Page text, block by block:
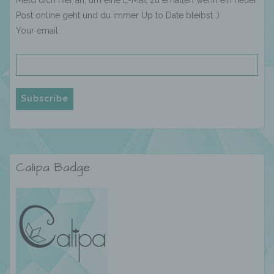
Post online geht und du immer Up to Date bleibst :)
Your email:
Calipa Badge
Deutschland,
genannte Cookies, LocalStorage und
nutzerfreundlicher, effektiver und sicherer zu
machen. Local Storage und SessionStorage ist
eine Technologie, mit welcher ihr Browser Daten
auf Ihrem Computer oder mobilen Gerät
über einen Internetbrowser auf einem
Computersystem abgelegt und gespeichert
werden. Sie können die Verwendung von Cookies,
LocalStorage und SessionStorage durch
entsprechende Einstellung in Ihrem Browser